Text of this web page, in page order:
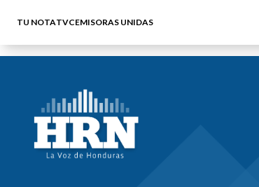
TU NOTATVCEMISORAS UNIDAS